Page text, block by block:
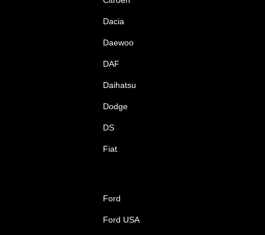
Dacia
Daewoo
DAF
Daihatsu
Dodge
DS
Fiat
Ford
Ford USA